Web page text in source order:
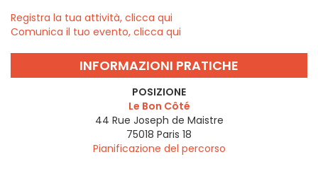
Registra la tua attività, clicca qui
Comunica il tuo evento, clicca qui
INFORMAZIONI PRATICHE
POSIZIONE
Le Bon Côté
44 Rue Joseph de Maistre
75018 Paris 18
Pianificazione del percorso